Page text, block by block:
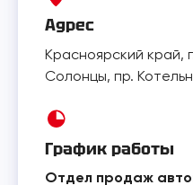
Адрес
Красноярский край,
Солонцы, пр.
График работы
Отдел продаж